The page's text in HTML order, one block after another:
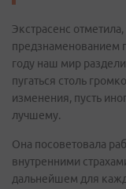
Экстрасенс
предзнаменованием
году наш мир
пугаться столь
изменения, пусть
лучшему.
Она посоветовала
внутренними
дальнейшем для